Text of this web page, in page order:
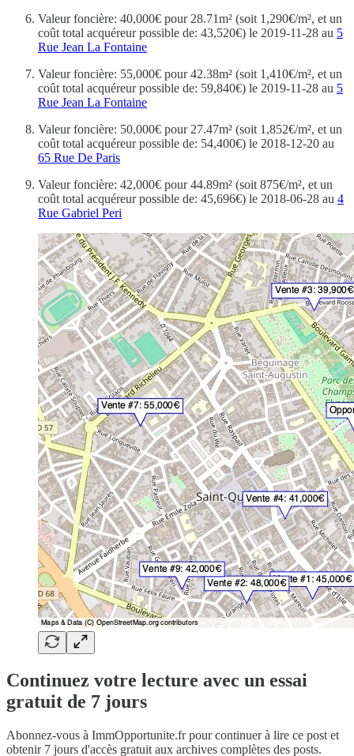
Valeur foncière: 40,000€ pour 28.71m² (soit 1,290€/m², et un
coût total acquéreur possible de: 43,520€) le 2019-11-28 au 5
Rue Jean La Fontaine
Valeur foncière: 55,000€ pour 42.38m² (soit 1,410€/m², et un
coût total acquéreur possible de: 59,840€) le 2019-11-28 au 5
Rue Jean La Fontaine
Valeur foncière: 50,000€ pour 27.47m² (soit 1,852€/m², et un
coût total acquéreur possible de: 54,400€) le 2018-12-20 au
65 Rue De Paris
Valeur foncière: 42,000€ pour 44.89m² (soit 875€/m², et un
coût total acquéreur possible de: 45,696€) le 2018-06-28 au 4
Rue Gabriel Peri
Continuez votre lecture avec un essai
gratuit de 7 jours
Abonnez-vous à ImmOpportunite.frpour continuer à lire ce post et
obtenir 7 jours d'accès gratuit aux archives complètes des posts.